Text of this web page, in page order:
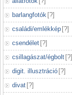
barlangfotók [?]
családi/emlékkép [?]
csendélet [?]
csillagászat/égbolt [?]
digit. illusztráció [?]
divat [?]